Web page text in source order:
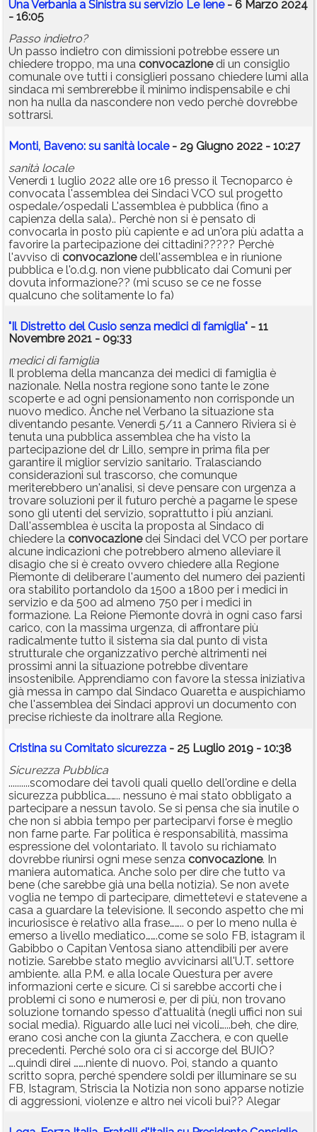
Una Verbania a Sinistra su servizio Le Iene- 6 Marzo 2024
- 16:05
Passo indietro?
Un passo indietro con dimissioni potrebbe essere un
chiedere troppo, ma una convocazionedi un consiglio
comunale ove tutti i consiglieri possano chiedere lumi alla
sindaca mi sembrerebbe il minimo indispensabile e chi
non ha nulla da nascondere non vedo perchè dovrebbe
sottrarsi.
Monti, Baveno: su sanità locale- 29 Giugno 2022 - 10:27
sanità locale
Venerdì 1 luglio 2022 alle ore 16 presso il Tecnoparco è
convocata l'assemblea dei Sindaci VCO sul progetto
ospedale/ospedali L'assemblea è pubblica (fino a
capienza della sala).. Perchè non si è pensato di
convocarla in posto più capiente e ad un'ora più adatta a
favorire la partecipazione dei cittadini????? Perchè
l'avviso di convocazionedell'assemblea e in riunione
pubblica e l'o.d.g. non viene pubblicato dai Comuni per
dovuta informazione?? (mi scuso se ce ne fosse
qualcuno che solitamente lo fa)
"Il Distretto del Cusio senza medici di famiglia" - 11
Novembre 2021 - 09:33
medici di famiglia
Il problema della mancanza dei medici di famiglia è
nazionale. Nella nostra regione sono tante le zone
scoperte e ad ogni pensionamento non corrisponde un
nuovo medico. Anche nel Verbano la situazione sta
diventando pesante. Venerdì 5/11 a Cannero Riviera si è
tenuta una pubblica assemblea che ha visto la
partecipazione del dr Lillo, sempre in prima fila per
garantire il miglior servizio sanitario. Tralasciando
considerazioni sul trascorso, che comunque
meriterebbero un'analisi, si deve pensare con urgenza a
trovare soluzioni per il futuro perchè a pagarne le spese
sono gli utenti del servizio, soprattutto i più anziani.
Dall'assemblea è uscita la proposta al Sindaco di
chiedere la convocazionedei Sindaci del VCO per portare
alcune indicazioni che potrebbero almeno alleviare il
disagio che si è creato ovvero chiedere alla Regione
Piemonte di deliberare l'aumento del numero dei pazienti
ora stabilito portandolo da 1500 a 1800 per i medici in
servizio e da 500 ad almeno 750 per i medici in
formazione. La Reione Piemonte dovrà in ogni caso farsi
carico, con la massima urgenza, di affrontare più
radicalmente tutto il sistema sia dal punto di vista
strutturale che organizzativo perchè altrimenti nei
prossimi anni la situazione potrebbe diventare
insostenibile. Apprendiamo con favore la stessa iniziativa
già messa in campo dal Sindaco Quaretta e auspichiamo
che l'assemblea dei Sindaci approvi un documento con
precise richieste da inoltrare alla Regione.
Cristina su Comitato sicurezza - 25 Luglio 2019 - 10:38
Sicurezza Pubblica
..........scomodare dei tavoli quali quello dell'ordine e della
sicurezza pubblica…….. nessuno è mai stato obbligato a
partecipare a nessun tavolo. Se si pensa che sia inutile o
che non si abbia tempo per parteciparvi forse è meglio
non farne parte. Far politica è responsabilità, massima
espressione del volontariato. Il tavolo su richiamato
dovrebbe riunirsi ogni mese senza convocazione. In
maniera automatica. Anche solo per dire che tutto va
bene (che sarebbe già una bella notizia). Se non avete
voglia ne tempo di partecipare, dimettetevi e statevene a
casa a guardare la televisione. Il secondo aspetto che mi
incuriosisce è relativo alla frase…….. o per lo meno nulla è
emerso a livello mediatico…….come se solo FB, istagram il
Gabibbo o Capitan Ventosa siano attendibili per avere
notizie. Sarebbe stato meglio avvicinarsi all'U.T. settore
ambiente. alla P.M. e alla locale Questura per avere
informazioni certe e sicure. Ci si sarebbe accorti che i
problemi ci sono e numerosi e, per di più, non trovano
soluzione tornando spesso d'attualità (negli uffici non sui
social media). Riguardo alle luci nei vicoli…...beh, che dire,
erano così anche con la giunta Zacchera, e con quelle
precedenti. Perché solo ora ci si accorge del BUIO?
….quindi direi …….niente di nuovo. Poi, stando a quanto
scritto sopra, perché spendere soldi per illuminare se su
FB, Istagram, Striscia la Notizia non sono apparse notizie
di aggressioni, violenze e altro nei vicoli bui?? Alegar